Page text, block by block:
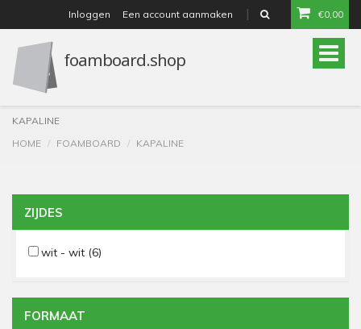
Inloggen Een account aanmaken €0,00
Toggle
KAPALINE
HOME
FOAMBOARD KAPALINE
ZIJDES
wit - wit (6)
FORMAAT